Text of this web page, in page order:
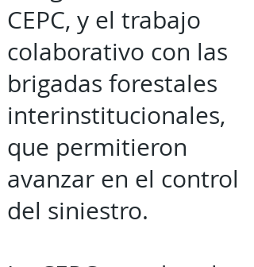
CEPC, y el trabajo
colaborativo con las
brigadas forestales
interinstitucionales,
que permitieron
avanzar en el control
del siniestro.